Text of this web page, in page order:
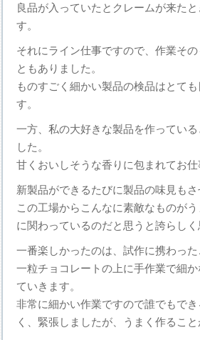
良品が入っていたとクレームが来た
す。
それにライン仕事ですので、作業そ
ともありました。
ものすごく細かい製品の検品はとて
す。
一方、私の大好きな製品を作ってい
した。
甘くおいしそうな香りに包まれてお仕
新製品ができるたびに製品の味見もさ
この工場からこんなに素敵なものが
に関わっているのだと思うと誇らしく
一番楽しかったのは、試作に携わった
一粒チョコレートの上に手作業で細か
ていきます。
非常に細かい作業ですので誰でもで
く、緊張しましたが、うまく作ること